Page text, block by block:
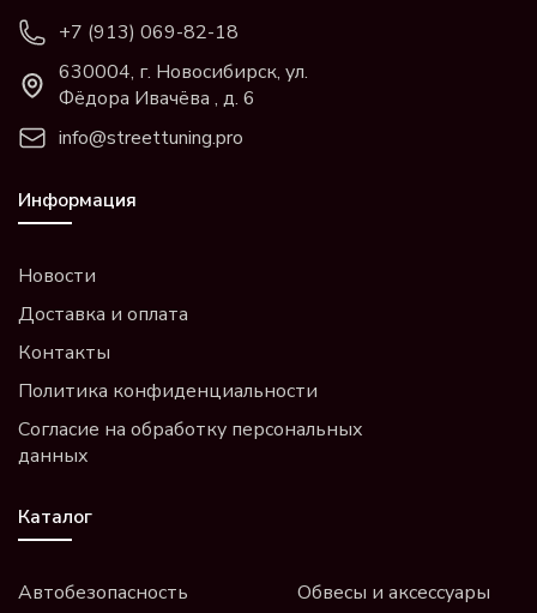
+7 (913) 069-82-18
630004, г. Новосибирск, ул.
Фёдора Ивачёва , д. 6
info@streettuning.pro
Информация
Новости
Доставка и оплата
Контакты
Политика конфиденциальности
Согласие на обработку персональных
данных
Каталог
Автобезопасность
Обвесы и аксессуары